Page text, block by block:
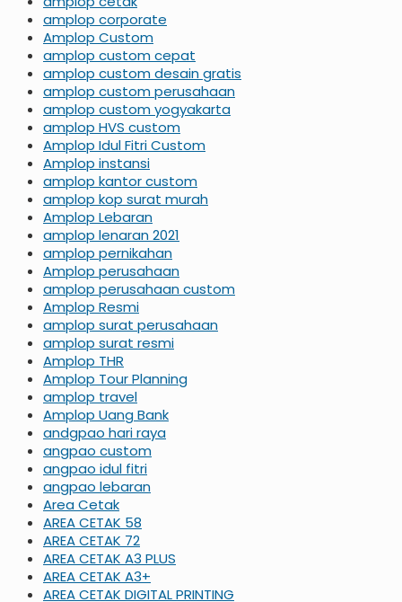
amplop corporate
Amplop Custom
amplop custom cepat
amplop custom desain gratis
amplop custom perusahaan
amplop custom yogyakarta
amplop HVS custom
Amplop Idul Fitri Custom
Amplop instansi
amplop kantor custom
amplop kop surat murah
Amplop Lebaran
amplop lenaran 2021
amplop pernikahan
Amplop perusahaan
amplop perusahaan custom
Amplop Resmi
amplop surat perusahaan
amplop surat resmi
Amplop THR
Amplop Tour Planning
amplop travel
Amplop Uang Bank
andgpao hari raya
angpao custom
angpao idul fitri
angpao lebaran
Area Cetak
AREA CETAK 58
AREA CETAK 72
AREA CETAK A3 PLUS
AREA CETAK A3+
AREA CETAK DIGITAL PRINTING